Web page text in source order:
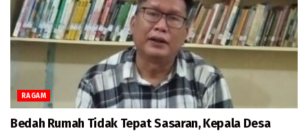
RAGAM
Bedah Rumah Tidak Tepat Sasaran, Kepala Desa